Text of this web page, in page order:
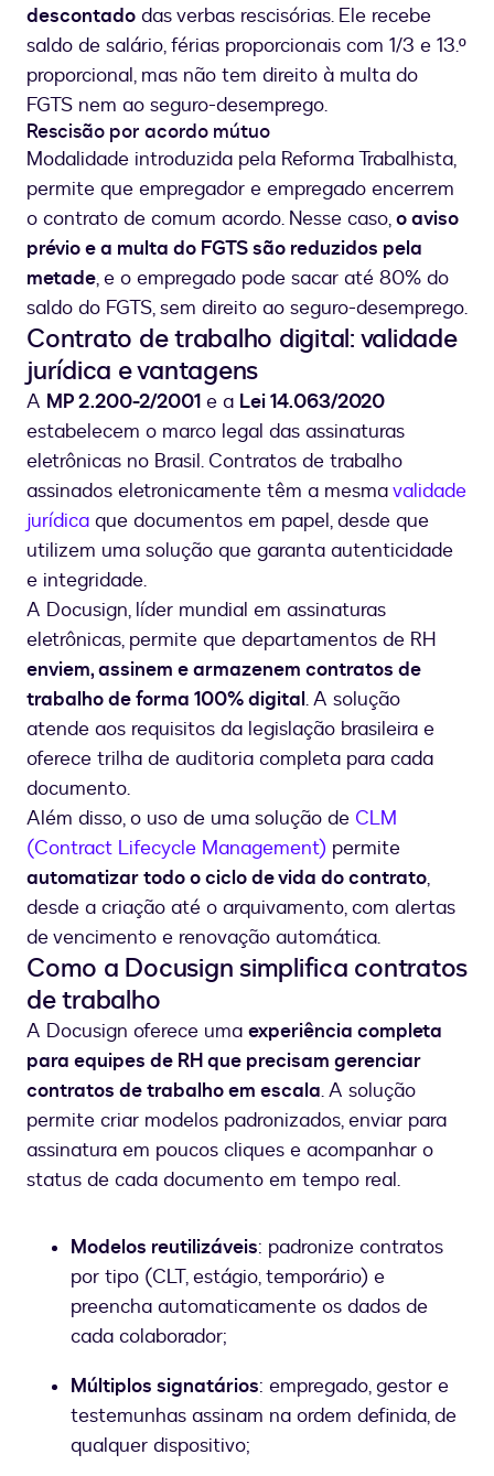
descontado das verbas rescisórias. Ele recebe
saldo de salário, férias proporcionais com 1/3 e 13.º
proporcional, mas não tem direito à multa do
FGTS nem ao seguro-desemprego.
Rescisão por acordo mútuo
Modalidade introduzida pela Reforma Trabalhista,
permite que empregador e empregado encerrem
o contrato de comum acordo. Nesse caso,o aviso
prévio e a multa do FGTS são reduzidos pela
metade, e o empregado pode sacar até 80% do
saldo do FGTS, sem direito ao seguro-desemprego.
Contrato de trabalho digital: validade
jurídica e vantagens
A MP 2.200-2/2001 e a Lei 14.063/2020
estabelecem o marco legal das assinaturas
eletrônicas no Brasil. Contratos de trabalho
assinados eletronicamente têm a mesmavalidade
jurídica que documentos em papel, desde que
utilizem uma solução que garanta autenticidade
e integridade.
A Docusign, líder mundial em assinaturas
eletrônicas, permite que departamentos de RH
enviem, assinem e armazenem contratos de
trabalho de forma 100% digital. A solução
atende aos requisitos da legislação brasileira e
oferece trilha de auditoria completa para cada
documento.
Além disso, o uso de uma solução de CLM
(Contract Lifecycle Management) permite
automatizar todo o ciclo de vida do contrato,
desde a criação até o arquivamento, com alertas
de vencimento e renovação automática.
Como a Docusign simplifica contratos
de trabalho
A Docusign oferece uma experiência completa
para equipes de RH que precisam gerenciar
contratos de trabalho em escala. A solução
permite criar modelos padronizados, enviar para
assinatura em poucos cliques e acompanhar o
status de cada documento em tempo real.
Modelos reutilizáveis: padronize contratos
por tipo (CLT, estágio, temporário) e
preencha automaticamente os dados de
cada colaborador;
Múltiplos signatários: empregado, gestor e
testemunhas assinam na ordem definida, de
qualquer dispositivo;